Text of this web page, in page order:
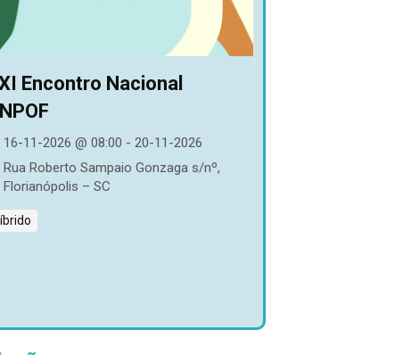
Encontro Nacional
16-11-2026 @ 08:00 - 20-11-2026
Rua Roberto Sampaio Gonzaga s/nº,
Florianópolis – SC